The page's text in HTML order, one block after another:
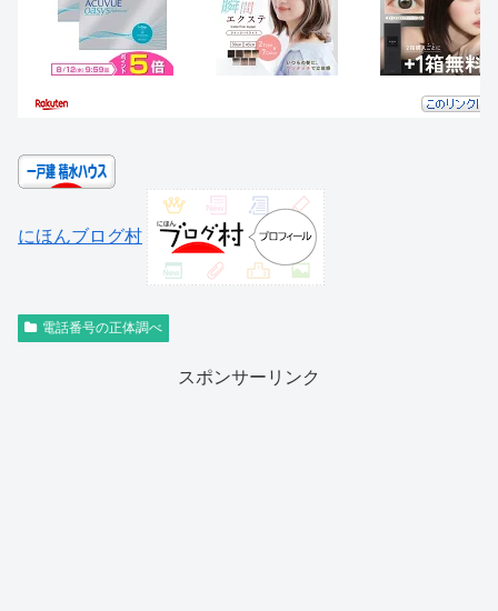
にほんブログ村
電話番号の正体調べ
スポンサーリンク